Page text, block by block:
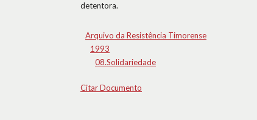
detentora.
Arquivo da Resistência Timorense
1993
08.Solidariedade
Citar Documento